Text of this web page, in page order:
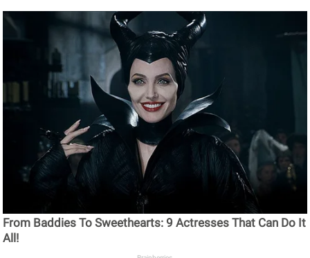
From Baddies To Sweethearts: 9 Actresses That Can Do It
All!